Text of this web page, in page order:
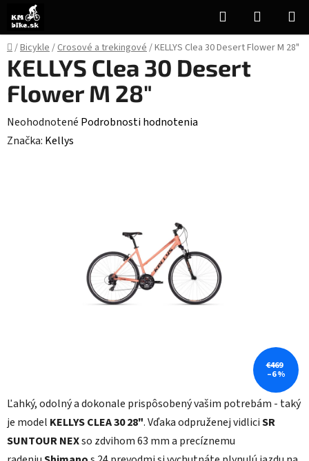
obsah
Hľadať
KOŠÍK
Domov
/Bicykle/Crosové a trekingové/KELLYS Clea 30 Desert Flower M 28"
Ľahký, odolný a dokonale prispôsobený vašim potrebám - taký
je model KELLYS CLEA 30 28". Vďaka odpruženej vidliciSR
SUNTOUR NEXso zdvihom 63 mm a precíznemu
KELLYS Clea 30 Desert
Flower M 28"
Priemerné
hodnotenie
Neohodnotené Podrobnosti hodnotenia
Značka: Kellys
€469
–6 %